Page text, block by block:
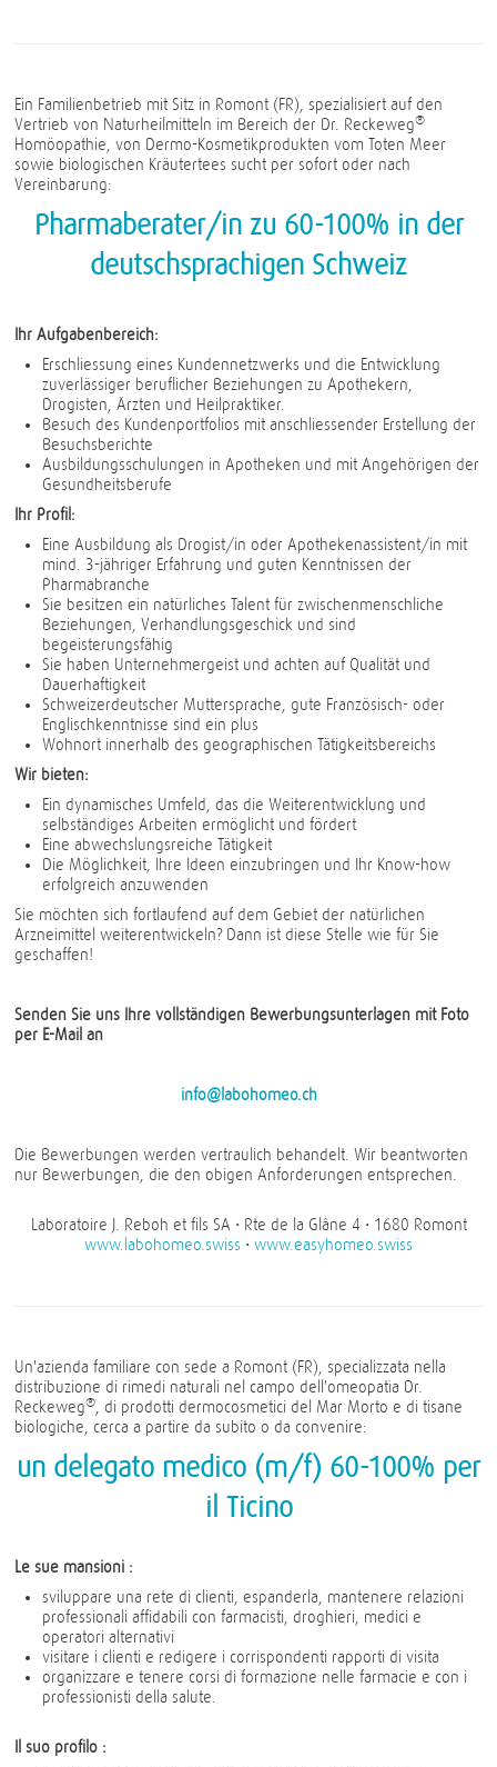
Ein Familienbetrieb mit Sitz in Romont (FR), spezialisiert auf den
Vertrieb von Naturheilmitteln im Bereich der Dr. Reckeweg®
Homöopathie, von Dermo-Kosmetikprodukten vom Toten Meer
sowie biologischen Kräutertees sucht per sofort oder nach
Vereinbarung:
Pharmaberater/in zu 60-100% in der
deutschsprachigen Schweiz
Ihr Aufgabenbereich:
Erschliessung eines Kundennetzwerks und die Entwicklung
zuverlässiger beruflicher Beziehungen zu Apothekern,
Drogisten, Ärzten und Heilpraktiker.
Besuch des Kundenportfolios mit anschliessender Erstellung der
Besuchsberichte
Ausbildungsschulungen in Apotheken und mit Angehörigen der
Gesundheitsberufe
Ihr Profil:
Eine Ausbildung als Drogist/in oder Apothekenassistent/in mit
mind. 3-jähriger Erfahrung und guten Kenntnissen der
Pharmabranche
Sie besitzen ein natürliches Talent für zwischenmenschliche
Beziehungen, Verhandlungsgeschick und sind
begeisterungsfähig
Sie haben Unternehmergeist und achten auf Qualität und
Dauerhaftigkeit
Schweizerdeutscher Muttersprache, gute Französisch- oder
Englischkenntnisse sind ein plus
Wohnort innerhalb des geographischen Tätigkeitsbereichs
Wir bieten:
Ein dynamisches Umfeld, das die Weiterentwicklung und
selbständiges Arbeiten ermöglicht und fördert
Eine abwechslungsreiche Tätigkeit
Die Möglichkeit, Ihre Ideen einzubringen und Ihr Know-how
erfolgreich anzuwenden
Sie möchten sich fortlaufend auf dem Gebiet der natürlichen
Arzneimittel weiterentwickeln? Dann ist diese Stelle wie für Sie
geschaffen!
Senden Sie uns Ihre vollständigen Bewerbungsunterlagen mit Foto
per E-Mail an
info@labohomeo.ch
Die Bewerbungen werden vertraulich behandelt. Wir beantworten
nur Bewerbungen, die den obigen Anforderungen entsprechen.
Laboratoire J. Reboh et fils SA • Rte de la Glâne 4 • 1680 Romont
www.labohomeo.swiss • www.easyhomeo.swiss
Un'azienda familiare con sede a Romont (FR), specializzata nella
distribuzione di rimedi naturali nel campo dell'omeopatia Dr.
Reckeweg®, di prodotti dermocosmetici del Mar Morto e di tisane
biologiche, cerca a partire da subito o da convenire:
un delegato medico (m/f) 60-100% per
il Ticino
Le sue mansioni :
sviluppare una rete di clienti, espanderla, mantenere relazioni
professionali affidabili con farmacisti, droghieri, medici e
operatori alternativi
visitare i clienti e redigere i corrispondenti rapporti di visita
organizzare e tenere corsi di formazione nelle farmacie e con i
professionisti della salute.
Il suo profilo :